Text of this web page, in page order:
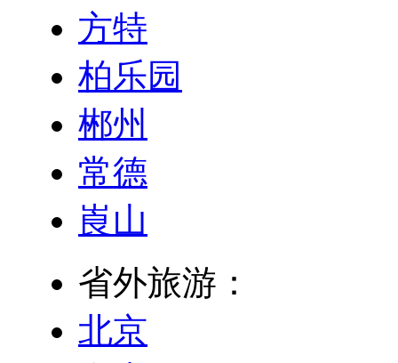
方特
柏乐园
郴州
常德
崀山
省外旅游：
北京